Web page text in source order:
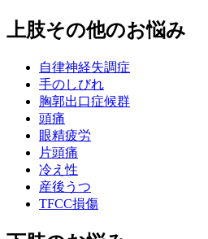
上肢その他のお悩み
自律神経失調症
手のしびれ
胸郭出口症候群
頭痛
眼精疲労
片頭痛
冷え性
産後うつ
TFCC損傷